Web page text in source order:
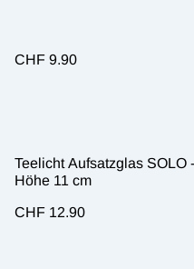
CHF 9.90
Teelicht Aufsatzglas SOLO -
Höhe 11 cm
CHF 12.90